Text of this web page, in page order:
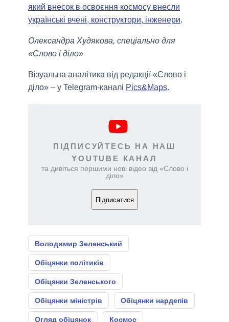
який внесок в освоєння космосу внесли
українські вчені, конструктори, інженери.
Олександра Худякова, спеціально для
«Слово і діло»
Візуальна аналітика від редакції «Слово і
діло» – у Telegram-каналі Pics&Maps.
ПІДПИСУЙТЕСЬ НА НАШ
YOUTUBE КАНАЛ
та дивіться першими нові відео від «Слово і
діло»
Підписатися
Володимир Зеленський
Обіцянки політиків
Обіцянки Зеленського
Обіцянки міністрів Обіцянки нардепів
Огляд обіцянок Космос